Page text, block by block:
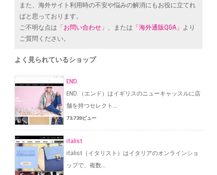
また、海外サイト利用時の不安や悩みの解消にもお役に立てれ
ばと思っております。
ご不明な点は 「お問い合わせ」 、または 「海外通販Q&A」 より
ご質問ください。
よく見られているショップ
END.
END.（エンド）はイギリスのニューキャッスルに店
舗を持つセレクト...
73,739ビュー
italist
italist（イタリスト）はイタリアのオンラインショ
ップで、複数...